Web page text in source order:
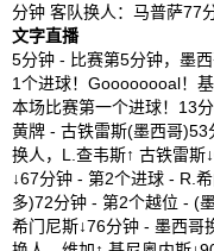
分钟 客队换人：马普萨77
文字直播
5分钟 - 比赛第5分钟，墨
1个进球！Goooooooal！
本场比赛第一个进球！13
黄牌 - 古铁雷斯(墨西哥
换人，L.查韦斯↑ 古铁雷斯
↓67分钟 - 第2个进球 - R.
多)72分钟 - 第2个越位 - (
希门尼斯↓76分钟 - 墨西哥